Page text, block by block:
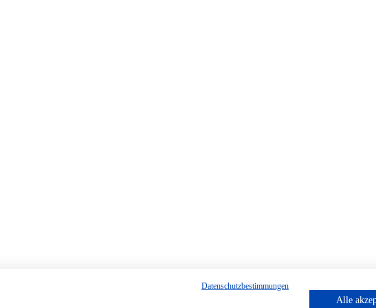
Datenschutzbestimmungen
Alle